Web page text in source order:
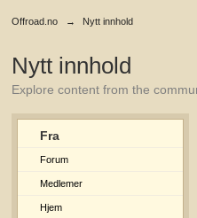
Offroad.no → Nytt innhold
Nytt innhold
Explore content from the
Fra
Forum
Medlemer
Hjem